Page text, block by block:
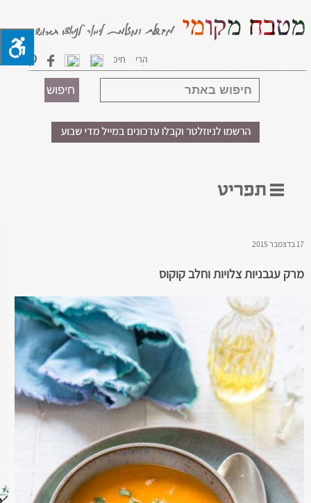
17 בדצמבר 2015
מרק עגבניות צלויות וחלב קוקוס